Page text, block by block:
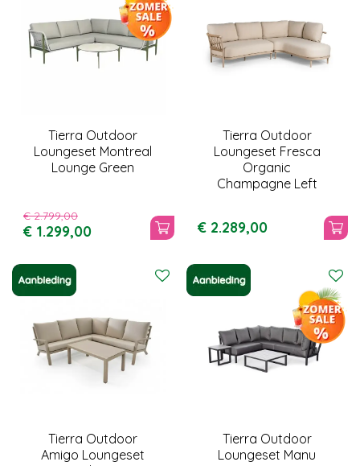
Tierra Outdoor
Loungeset Montreal
Lounge Green
€ 2.799,00
€ 1.299,00
Tierra Outdoor
Loungeset Fresca
Organic
Champagne Left
€ 2.289,00
Tierra Outdoor
Amigo Loungeset
Tierra Outdoor
Loungeset Manu